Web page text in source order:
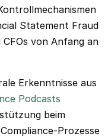
Statement Fraud
von Anfang an
Erkenntnisse aus
Podcasts
beim
Prozesse